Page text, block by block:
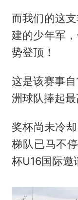
而我们的这
建的少年军
势登顶！
这是该赛事
洲球队捧起最
奖杯尚未冷
梯队已马不
杯U16国际邀